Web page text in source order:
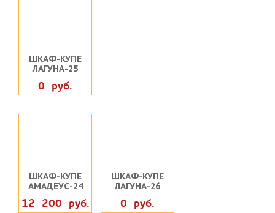
ШКАФ-КУПЕ
ЛАГУНА-25
0 руб.
ШКАФ-КУПЕ
АМАДЕУС-24
12 200 руб.
ШКАФ-КУПЕ
ЛАГУНА-26
0 руб.